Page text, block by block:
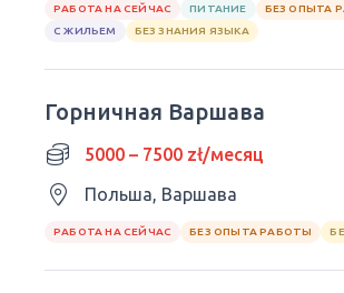
РАБОТА НА СЕЙЧАС
ПИТАНИЕ
БЕЗ ОПЫТА
С ЖИЛЬЕМ
БЕЗ ЗНАНИЯ ЯЗЫКА
Горничная Варшава
5000 – 7500 zł/месяц
Польша, Варшава
РАБОТА НА СЕЙЧАС БЕЗ ОПЫТА РАБОТЫ